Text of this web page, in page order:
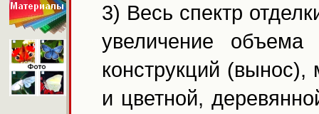
3) Весь спектр
увеличение
конструкций
и цветной,